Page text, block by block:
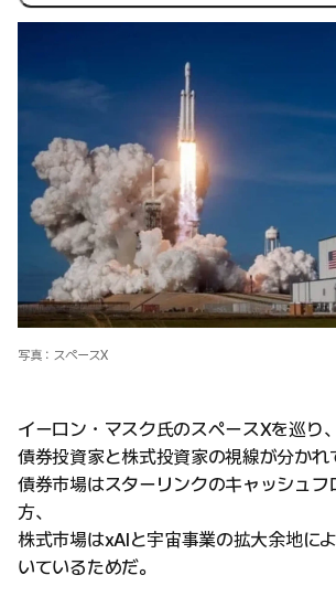
写真：スペースX
イーロン・マスク氏のスペースXを巡り、
債券投資家と株式投資家の視線が分かれ
債券市場はスターリンクのキャッシュフ
方、
株式市場はxAIと宇宙事業の拡大余地に
いているためだ。